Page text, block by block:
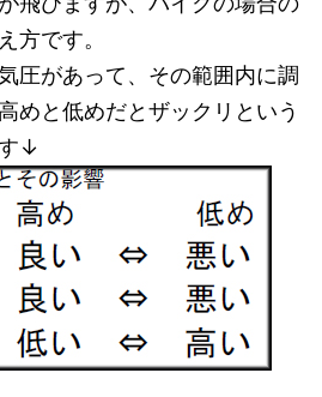
方です。
圧があって、その範囲内に調
めと低めだとザックリという
↓